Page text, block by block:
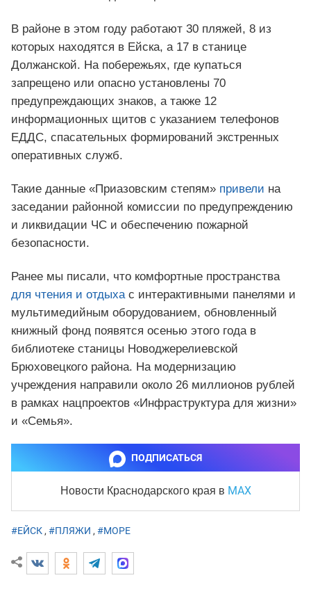
В районе в этом году работают 30 пляжей, 8 из
которых находятся в Ейска, а 17 в станице
Должанской. На побережьях, где купаться
запрещено или опасно установлены 70
предупреждающих знаков, а также 12
информационных щитов с указанием телефонов
ЕДДС, спасательных формирований экстренных
оперативных служб.
Такие данные «Приазовским степям» привели на
заседании районной комиссии по предупреждению
и ликвидации ЧС и обеспечению пожарной
безопасности.
Ранее мы писали, что комфортные пространства
для чтения и отдыхас интерактивными панелями и
мультимедийным оборудованием, обновленный
книжный фонд появятся осенью этого года в
библиотеке станицы Новоджерелиевской
Брюховецкого района. На модернизацию
учреждения направили около 26 миллионов рублей
в рамках нацпроектов «Инфраструктура для жизни»
и «Семья».
ПОДПИСАТЬСЯ
Новости Краснодарского края в MAX
#ЕЙСК, #ПЛЯЖИ , #МОРЕ